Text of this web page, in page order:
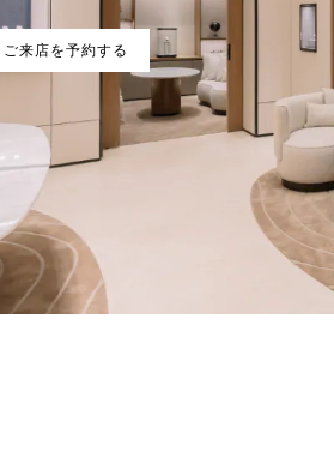
ご来店を予約する